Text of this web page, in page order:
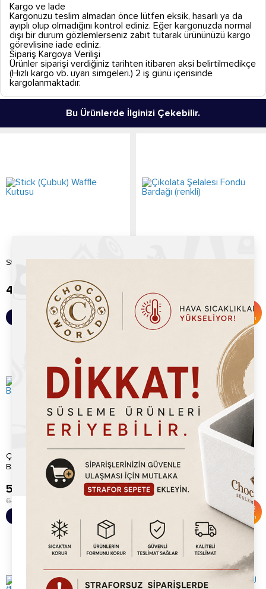
Kargo ve İade
Kargonuzu teslim almadan önce lütfen eksik, hasarlı ya da
ayıplı olup olmadığını kontrol ediniz. Eğer kargonuzda normal
dışı bir durum gözlemlerseniz zabıt tutarak ürününüzü kargo
görevlisine iade ediniz.
Sipariş Kargoya Verilişi
Ürünler siparişi verdiğiniz tarihten itibaren aksi belirtilmedikçe
(Hızlı kargo vb. uyarı simgeleri.) 2 iş günü içerisinde
kargolanmaktadır.
Bu Ürünlerde İlginizi Çekebilir.
Stick (Çubuk) Waffle Kutusu
4.99
Sepete Ekle
Çikolata Şelalesi Fondü
%9
İndirim
5.45
6.00TL
Sepete Ekle
Çikolata Şelalesi Fondü
Bardağı
5.45
6.00
Waffle Hamur Dağıtıcı Çelik
Krem Hamur Dağıtma Aparatı...
52
İndirim
840.00TL